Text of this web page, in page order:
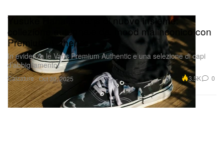
Calzature
Yusuke Hanai e Vans di nuovo insieme:
collezione autunnale dal mood malinconico con
Premium Authentic
In evidenza le Vans Premium Authentic e una selezione di capi
d’abbigliamento.
Oct 30, 2025 3.5K 0